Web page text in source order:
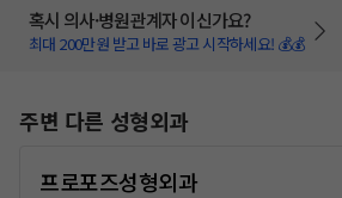
혹시 의사·병원관계자 이신가요?
최대 200만원 받고 바로 광고 시작하세요! 💰💰
주변 다른 성형외과
프로포즈성형외과